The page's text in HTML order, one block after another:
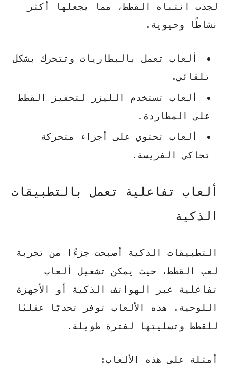
لجذب انتباه القطط، مما يجعلها أكثر
نشاطًا وحيوية.
ألعاب تعمل بالبطاريات وتتحرك بشكل
تلقائي.
ألعاب تستخدم الليزر لتحفيز القطط
على المطاردة.
ألعاب تحتوي على أجزاء متحركة
تحاكي الفريسة.
ألعاب تفاعلية تعمل بالتطبيقات
الذكية
التطبيقات الذكية أصبحت جزءًا من تجربة
لعب القطط، حيث يمكن تشغيل ألعاب
تفاعلية عبر الهواتف الذكية أو الأجهزة
اللوحية. هذه الألعاب توفر تحديًا عقليًا
للقطط وتسليتها لفترة طويلة.
أمثلة على هذه الألعاب: